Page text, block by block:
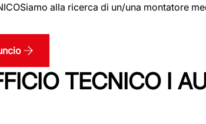
alla ricerca di un/una montatore
TECNICO I